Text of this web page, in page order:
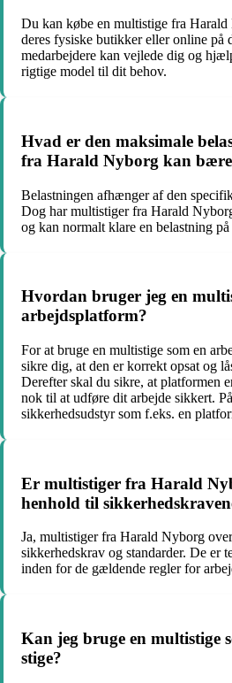
Du kan købe en multistige fra
deres fysiske butikker eller online på
medarbejdere kan vejlede dig og
rigtige model til dit behov.
Hvad er den maksimale
fra Harald Nyborg kan
Belastningen afhænger af den
Dog har multistiger fra Harald
og kan normalt klare en belastning
Hvordan bruger jeg en
arbejdsplatform?
For at bruge en multistige som en
sikre dig, at den er korrekt opsat og
Derefter skal du sikre, at platformen
nok til at udføre dit arbejde sikkert.
sikkerhedsudstyr som f.eks. en
Er multistiger fra Harald
henhold til
Ja, multistiger fra Harald Nyborg
sikkerhedskrav og standarder. De er
inden for de gældende regler for
Kan jeg bruge en multistige
stige?